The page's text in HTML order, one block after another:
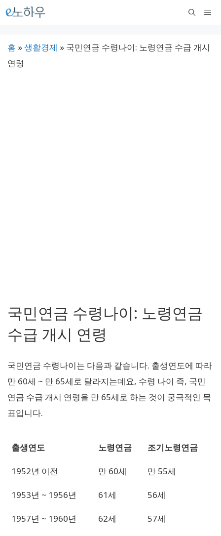
컨
메
홈 »생활경제 » 국민연금 수령나이: 노령연금 수급 개시
연령
국민연금 수령나이: 노령연금
수급 개시 연령
국민연금 수령나이는 다음과 같습니다. 출생연도에 따라
만 60세 ~ 만 65세로 달라지는데요, 수령 나이 즉, 국민
연금 수급 개시 연령을 만 65세로 하는 것이 궁극적인 목
표입니다.
출생연도 노령연금 조기노령연금
1952년 이전 만 60세 만 55세
1953년 ~ 1956년 61세 56세
1957년 ~ 1960년 62세 57세